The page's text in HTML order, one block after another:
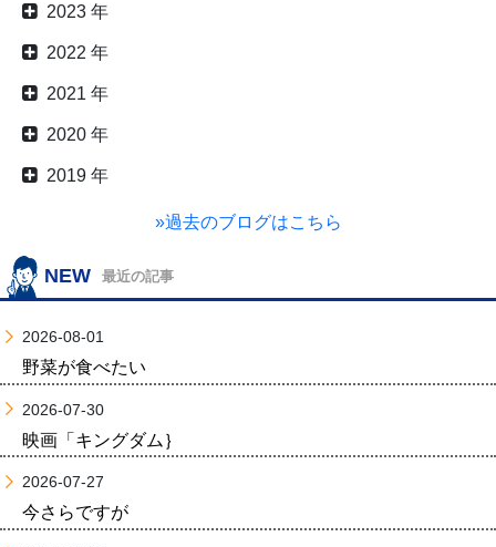
2023 年
2022 年
2021 年
2020 年
2019 年
»過去のブログはこちら
NEW 最近の記事
2026-08-01
野菜が食べたい
2026-07-30
映画「キングダム｝
2026-07-27
今さらですが